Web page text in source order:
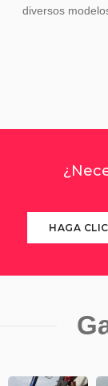
diversos
HAGA